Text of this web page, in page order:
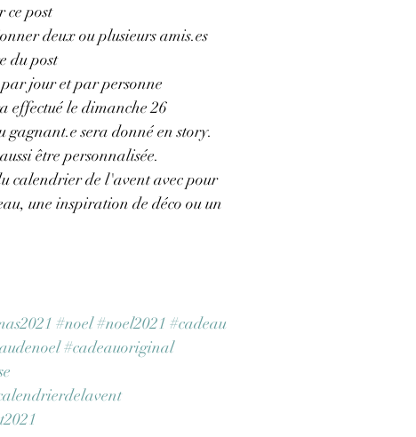
ce post
deux ou plusieurs amis.es
du post
jour et par personne
effectué le dimanche 26
gagnant.e sera donné en story.
être personnalisée.
calendrier de l'avent avec pour
une inspiration de déco ou un
#noel#noel2021 #cadeau
#cadeauoriginal